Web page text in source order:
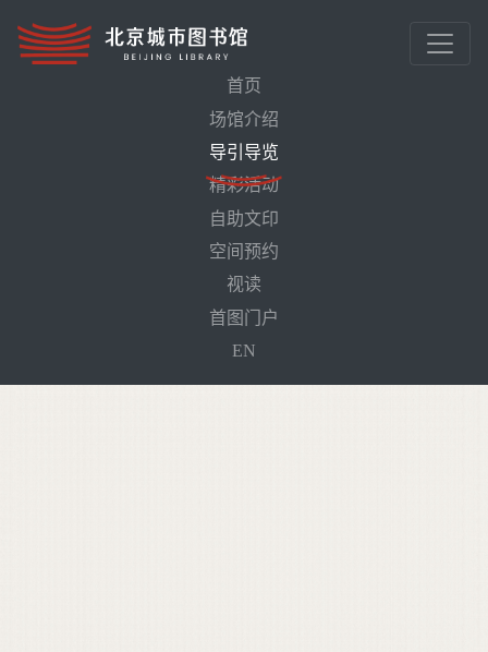
首页
场馆介绍
导引导览
(current)
精彩活动
自助文印
空间预约
视读
首图门户
EN